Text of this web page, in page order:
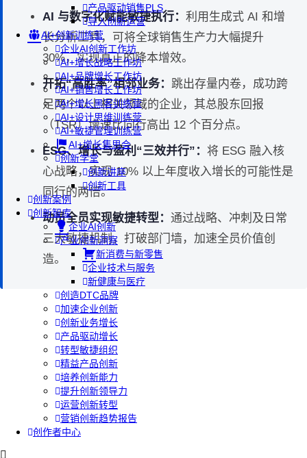
产品驱动销售PLS
导入创新运营
AI+创新训练营
企业AI创新工作坊
AI+增长战略工作坊
AI+品牌增长工作坊
AI+销售增长工作坊
AI+增长黑客训练营
AI+设计思维训练营
AI+敏捷管理训练营
AI+增长集思会
创新学堂
创新讲座
创新工具
创新案例
创新智库
企业AI创新
产业创新洞察
新消费与新零售
企业技术与服务
新健康与医疗
创造DTC品牌
加速企业创新
创新业务增长
产品驱动增长
转型敏捷组织
精益产品创新
培养创新能力
提升创新领导力
运营创新转型
营销创新趋势报告
创作者中心
AI 与数字化赋能敏捷执行： 利用生成式 AI 和增
长分析工具，可将全球销售生产力大幅提升
30%，实现真正的降本增效。
开拓“高胜率”相邻业务： 跳出存量内卷，成功跨
足两个以上相关领域的企业，其总股东回报
（TSR）增速比同行高出 12 个百分点。
ESG、增长与盈利“三效并行”： 将 ESG 融入核
心战略，实现 10% 以上年度收入增长的可能性是
同行的两倍。
动员全员实现敏捷转型： 通过战略、冲刺及日常
三大敏捷机制，打破部门墙，加速全员价值创
造。